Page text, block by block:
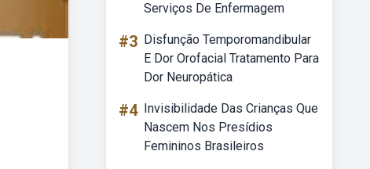
Serviços De Enfermagem
#3 Disfunção Temporomandibular
E Dor Orofacial Tratamento Para
Dor Neuropática
#4 Invisibilidade Das Crianças Que
Nascem Nos Presídios
Femininos Brasileiros